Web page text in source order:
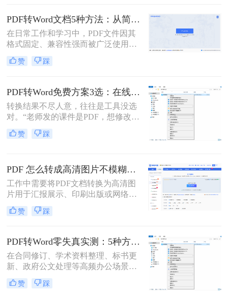
换为word格式呢？本文将介绍三种简
单实用的方法，帮助您轻松将PDF文
件转换为Word格式。
PDF转Word文档5种方法：从简单复制到专业软件的适用范围！
在日常工作和学习中，PDF文件因其
格式固定、兼容性强而被广泛使用。
然而，PDF的静态特性也带来了编辑
困难的问题。为了便于修改和协作，
许多用户的刚需。那么pdf怎么转换成
word文档呢？本文将详细介绍五种常
用的PDF转Word方法，帮助您选择最
适合自己的解决方案。
赞 踩
PDF转Word免费方案3选：在线免费额度、客户端试用和Word自带的区别！
转换结果不尽人意，往往是工具没选
对。“老师发的课件是PDF，想修改内
容怎么办？”“客户发来的合同是
PDF，需要调整条款怎么处理？”从事
的“灵魂拷问”。
赞 踩
PDF 怎么转成高清图片不模糊？5种高清转换方法（2026实测指南）
工作中需要将PDF文档转换为高清图
片用于汇报展示、印刷出版或网络分
享，但转换后图片模糊不清、细节丢
失、放大后出现马赛克……这些"清
能导致重要信息无法识别。那么PDF
怎么转成高清图片不模糊呢？别再忍
受模糊图片！本文直击痛点，提供可
立即执行的高清转换方案，助您10分
钟内获得印刷级清晰度！
赞 踩
PDF转Word零失真实测：5种方法按图文复杂度的转换精度排名！
在合同修订、学术资料整理、标书更
新、政府公文处理等高频办公场景
中，将PDF精准转换为可编辑Word文
档是效率刚需，却也是“翻车”重灾
赞 踩